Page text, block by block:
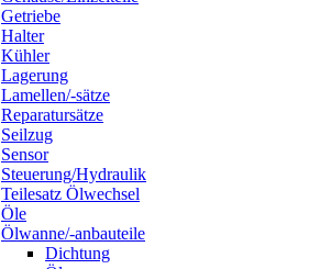
Getriebe
Halter
Kühler
Lagerung
Lamellen/-sätze
Reparatursätze
Seilzug
Sensor
Steuerung/Hydraulik
Teilesatz Ölwechsel
Öle
Ölwanne/-anbauteile
Dichtung